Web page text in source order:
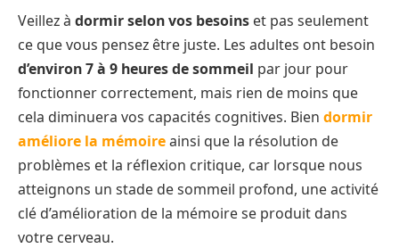
Veillez à dormir selon vos besoins et pas seulement
ce que vous pensez être juste. Les adultes ont besoin
d’environ 7 à 9 heures de sommeil par jour pour
fonctionner correctement, mais rien de moins que
cela diminuera vos capacités cognitives. Bien dormir
améliore la mémoireainsi que la résolution de
problèmes et la réflexion critique, car lorsque nous
atteignons un stade de sommeil profond, une activité
clé d’amélioration de la mémoire se produit dans
votre cerveau.